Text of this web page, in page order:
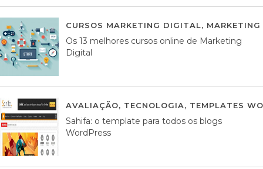
CURSOS MARKETING DIGITAL,
Os 13 melhores cursos online de Marketing
Digital
AVALIAÇÃO, TECNOLOGIA, TEMPLATES
Sahifa: o template para todos os blogs
WordPress